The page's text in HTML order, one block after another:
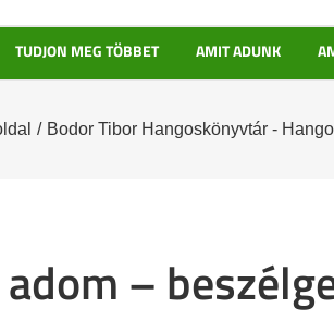
TUDJON MEG TÖBBET AMIT ADUNK
/ Bodor Tibor Hangoskönyvtár -
–